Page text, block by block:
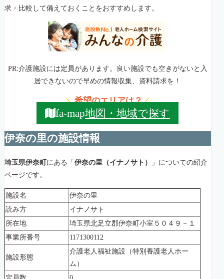
求・比較して備えておくことをおすすめします。
PR:介護施設には定員があります。良い施設でも空きがないと入
居できないので早めの情報収集、資料請求を！
＼希望のエリアは？／
fa-map地図・地域で探す
伊奈の里の施設情報
埼玉県伊奈町 にある「 伊奈の里（イナノサト）
」についての紹介
ページです。
施設名
伊奈の里
読み方
イナノサト
所在地
埼玉県北足立郡伊奈町小室５０４９－１
事業所番号
1171300112
施設形態
介護老人福祉施設（特別養護老人ホー
ム）